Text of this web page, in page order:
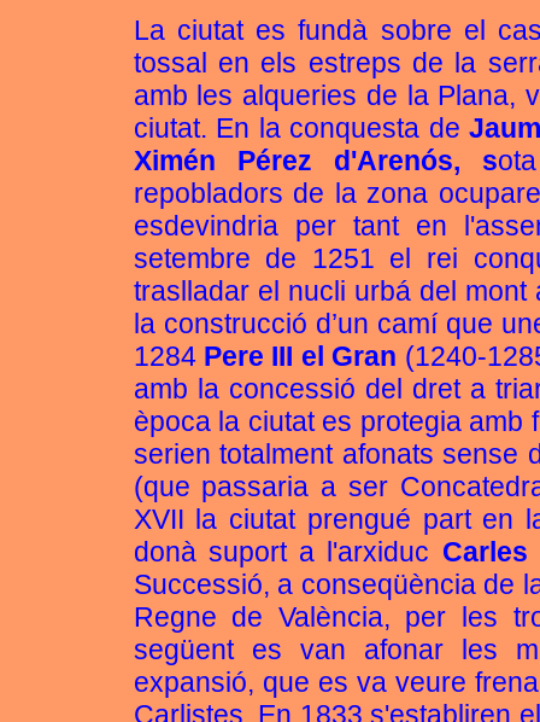
La ciutat es fundà sobre el
tossal en els estreps de la
amb les alqueries de la Plana,
ciutat. En la conquesta de
Ximén Pérez d'Arenós, s
repobladors de la zona
esdevindria per tant en
setembre de 1251 el rei
traslladar el nucli urbá del
la construcció d’un camí que
1284 Pere III el Gran (1240-
amb la concessió del dret a
època la ciutat es protegia amb
serien totalment afonats sense
(que passaria a ser
XVII la ciutat prengué part en
donà suport a l'arxiduc Carles
Successió, a conseqüència de
Regne de València, per les
següent es van afonar les
expansió, que es va veure
Carlistes. En 1833 s'establiren